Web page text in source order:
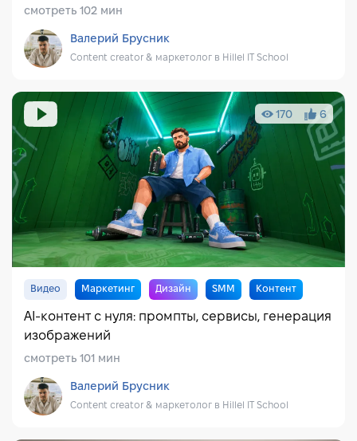
смотреть 102 мин
Валерий Брусник
Content creator & маркетолог в Hillel IT School
170 6
Видео Маркетинг Дизайн SMM Контент
AI-контент с нуля: промпты, сервисы, генерация
изображений
смотреть 101 мин
Валерий Брусник
Content creator & маркетолог в Hillel IT School